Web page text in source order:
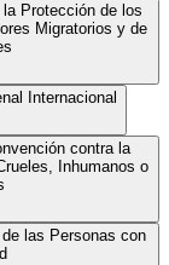
Protección de los
Migratorios y de
Internacional
contra la
Inhumanos o
las Personas con